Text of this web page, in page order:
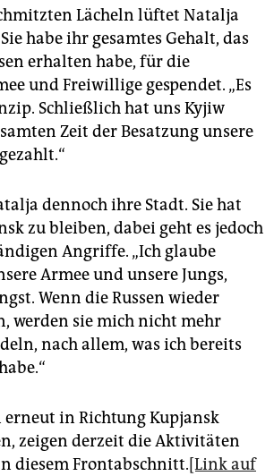
Lächeln lüftet Natalja
habe ihr gesamtes Gehalt, das
erhalten habe, für die
und Freiwillige gespendet. „Es
Schließlich hat uns Kyjiw
Zeit der Besatzung unsere
dennoch ihre Stadt. Sie hat
zu bleiben, dabei geht es jedoch
Angriffe. „Ich glaube
Armee und unsere Jungs,
Wenn die Russen wieder
werden sie mich nicht mehr
nach allem, was ich bereits
erneut in Richtung Kupjansk
zeigen derzeit die Aktivitäten
diesem Frontabschnitt.[Link auf